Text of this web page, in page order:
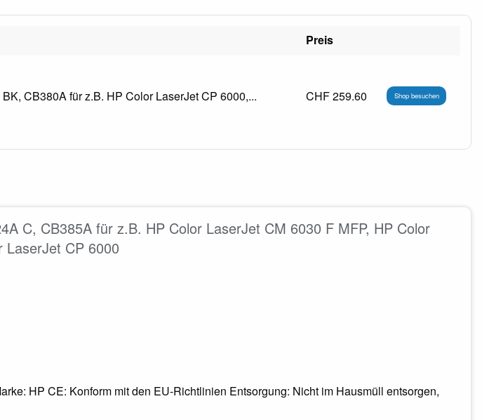
Preis
CB380A für z.B. HP Color LaserJet CP 6000,... CHF 259.60 Shop besuchen
C, CB385A für z.B. HP Color LaserJet CM 6030 F MFP, HP Color
LaserJet CP 6000
HP CE: Konform mit den EU-Richtlinien Entsorgung: Nicht im Hausmüll entsorgen,